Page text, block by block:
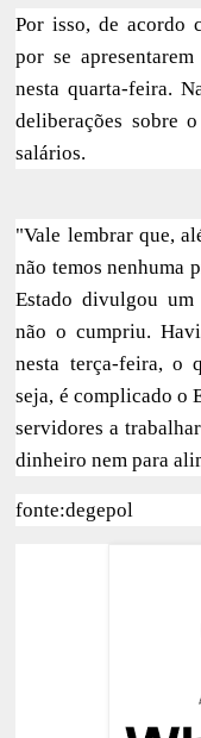
Por isso, de acordo
por se
nesta quarta-feira.
deliberações sobre
salários.
"Vale lembrar que,
não temos nenhuma
Estado divulgou um
não o cumpriu.
nesta terça-feira, o
seja, é complicado o
servidores a
dinheiro nem para
fonte:degepol